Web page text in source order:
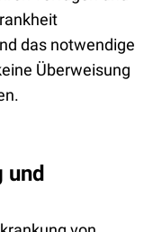
das notwendige
Überweisung